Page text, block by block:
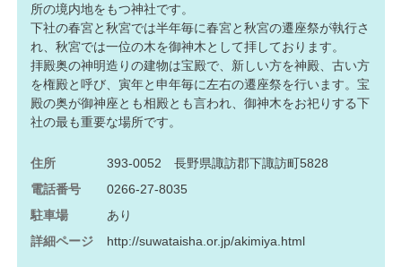
所の境内地をもつ神社です。
下社の春宮と秋宮では半年毎に春宮と秋宮の遷座祭が執行さ
れ、秋宮では一位の木を御神木として拝しております。
拝殿奥の神明造りの建物は宝殿で、新しい方を神殿、古い方
を権殿と呼び、寅年と申年毎に左右の遷座祭を行います。宝
殿の奥が御神座とも相殿とも言われ、御神木をお祀りする下
社の最も重要な場所です。
住所
393-0052 長野県諏訪郡下諏訪町5828
電話番号
0266-27-8035
駐車場
あり
詳細ページ
http://suwataisha.or.jp/akimiya.html